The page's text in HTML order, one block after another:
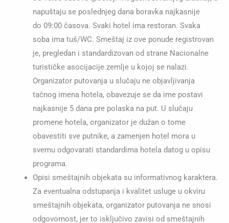
napuštaju se poslednjeg dana boravka najkasnije
do 09:00 časova. Svaki hotel ima restoran. Svaka
soba ima tuš/WC. Smeštaj iz ove ponude registrovan
je, pregledan i standardizovan od strane Nacionalne
turističke asocijacije zemlje u kojoj se nalazi.
Organizator putovanja u slučaju ne objavljivanja
tačnog imena hotela, obavezuje se da ime postavi
najkasnije 5 dana pre polaska na put. U slučaju
promene hotela, organizator je dužan o tome
obavestiti sve putnike, a zamenjen hotel mora u
svemu odgovarati standardima hotela datog u opisu
programa.
Opisi smeštajnih objekata su informativnog karaktera.
Za eventualna odstupanja i kvalitet usluge u okviru
smeštajnih objekata, organizator putovanja ne snosi
odgovornost, jer to isključivo zavisi od smeštajnih